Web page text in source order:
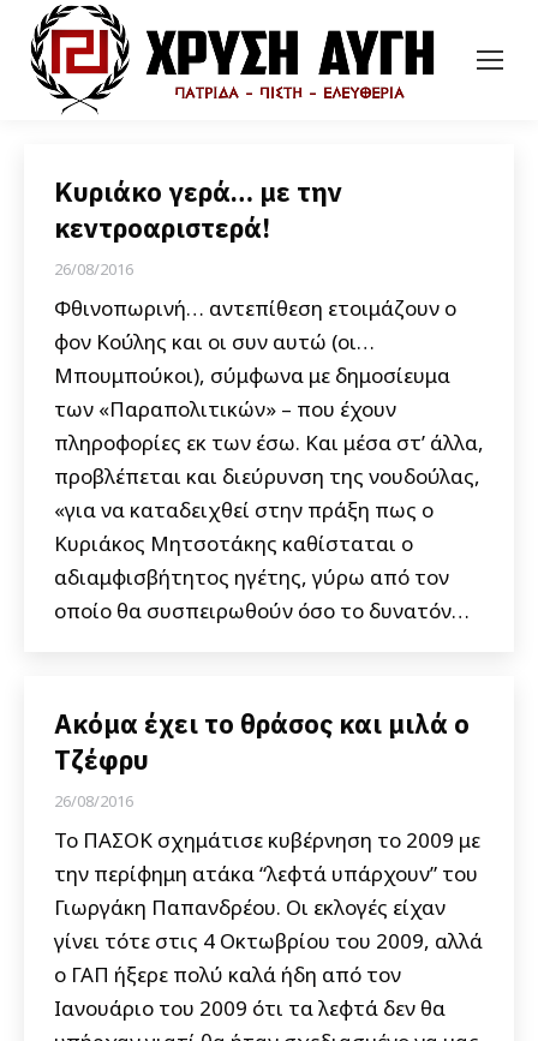
Κυριάκο γερά… με την
κεντροαριστερά!
26/08/2016
Φθινοπωρινή… αντεπίθεση ετοιμάζουν ο
φον Κούλης και οι συν αυτώ (οι…
Μπουμπούκοι), σύμφωνα με δημοσίευμα
των «Παραπολιτικών» – που έχουν
πληροφορίες εκ των έσω. Και μέσα στ’ άλλα,
προβλέπεται και διεύρυνση της νουδούλας,
«για να καταδειχθεί στην πράξη πως ο
Κυριάκος Μητσοτάκης καθίσταται ο
αδιαμφισβήτητος ηγέτης, γύρω από τον
οποίο θα συσπειρωθούν όσο το δυνατόν…
Ακόμα έχει το θράσος και μιλά ο
Τζέφρυ
26/08/2016
Το ΠΑΣΟΚ σχημάτισε κυβέρνηση το 2009 με
την περίφημη ατάκα “λεφτά υπάρχουν” του
Γιωργάκη Παπανδρέου. Οι εκλογές είχαν
γίνει τότε στις 4 Οκτωβρίου του 2009, αλλά
ο ΓΑΠ ήξερε πολύ καλά ήδη από τον
Ιανουάριο του 2009 ότι τα λεφτά δεν θα